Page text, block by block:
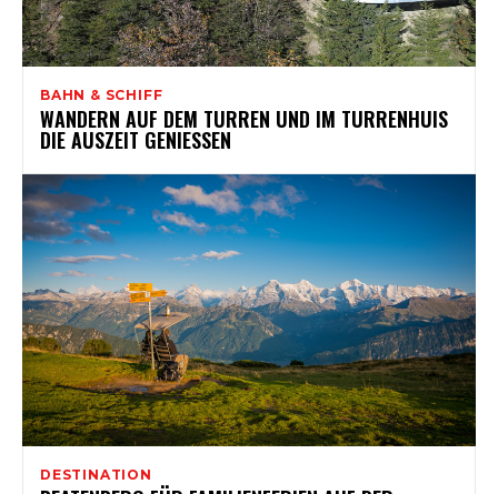
BAHN & SCHIFF
WANDERN AUF DEM TURREN UND IM TURRENHUIS
DIE AUSZEIT GENIESSEN
DESTINATION